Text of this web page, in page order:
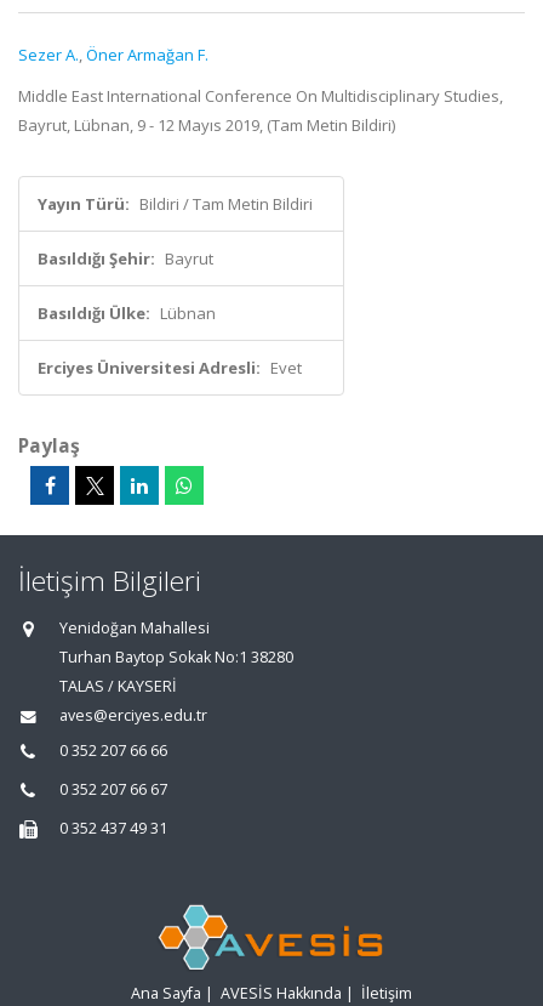
Sezer A.,Öner Armağan F.
Middle East International Conference On Multidisciplinary Studies,
Bayrut, Lübnan, 9 - 12 Mayıs 2019, (Tam Metin Bildiri)
Yayın Türü: Bildiri / Tam Metin Bildiri
Basıldığı Şehir: Bayrut
Basıldığı Ülke: Lübnan
Erciyes Üniversitesi Adresli: Evet
Paylaş
İletişim Bilgileri
Yenidoğan Mahallesi
Turhan Baytop Sokak No:1 38280
TALAS / KAYSERİ
aves@erciyes.edu.tr
0 352 207 66 66
0 352 207 66 67
0 352 437 49 31
Ana Sayfa | AVESİS Hakkında | İletişim